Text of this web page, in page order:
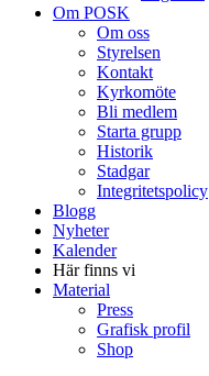
Om POSK
Om oss
Styrelsen
Kontakt
Kyrkomöte
Bli medlem
Starta grupp
Historik
Stadgar
Integritetspolicy
Blogg
Nyheter
Kalender
Här finns vi
Material
Press
Grafisk profil
Shop